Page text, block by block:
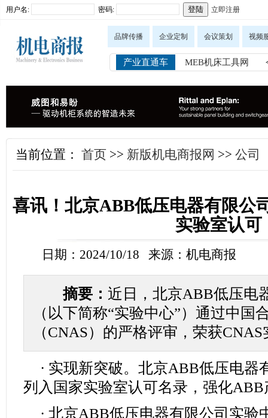
用户名: 密码: 立即注册
品牌传播 企业定制 会议策划 视频
产业直通车 MEB机床工具网
当前位置： 首页 >> 新版机电商报网 >> 公司
喜讯！北京ABB低压电器有限公
实验室认可
日期：2024/10/18 来源：机电商报
摘要： 近日，北京ABB低压电
（以下简称“实验中心”）通过中国
（CNAS）的严格评审，荣获
· 实现新突破。北京ABB低压电器
列入国家实验室认可名录，强化
· 北京ABB低压电器有限公司实验